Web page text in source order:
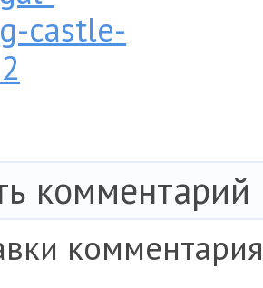
комментарий